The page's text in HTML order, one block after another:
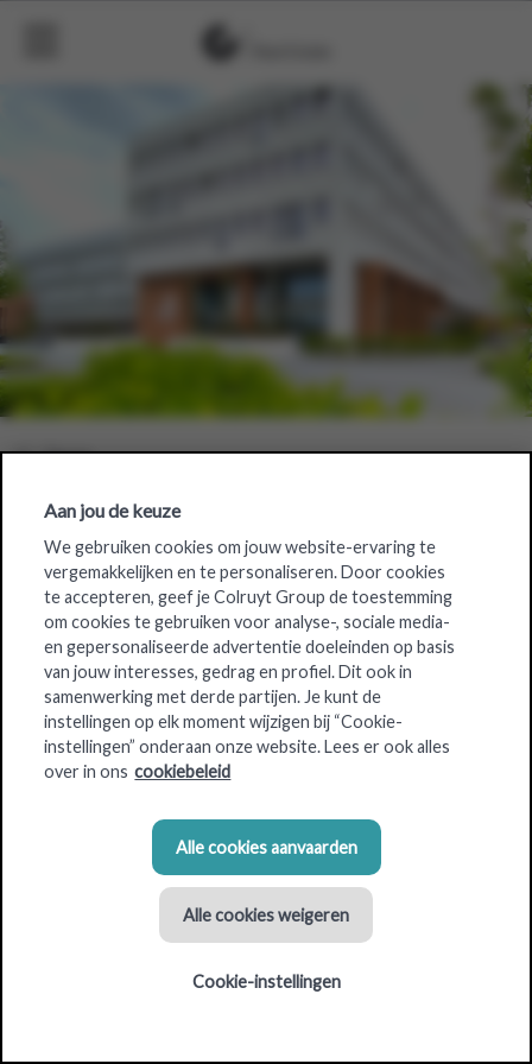
Colruyt
Colruytis deLaagste Prijzen-supermarkt van Colruyt Group.
Onze winkel richt zich vooral op gezinnen met kinderen die
bewust met hun centen omgaan en hun boodschappen op een
rationele manier organiseren. Colruyt garandeert al meer dan
40 jaar de laagste prijs voor elk product, op elk moment. De
supermarkt staat ook bekend om zijn bekwame en
dienstbare medewerkers en om zijn efficiëntie en eenvoud.
Je kunt vandaag ook online winkelen en je inkopen oppikken
in de talrijke Collect&Go-afhaalpunten.
Aan jou de keuze
We gebruiken cookies om jouw website-ervaring te
vergemakkelijken en te personaliseren. Door cookies
te accepteren, geef je Colruyt Group de toestemming
om cookies te gebruiken voor analyse-, sociale media-
en gepersonaliseerde advertentie doeleinden op basis
van jouw interesses, gedrag en profiel. Dit ook in
samenwerking met derde partijen. Je kunt de
instellingen op elk moment wijzigen bij “Cookie-
instellingen” onderaan onze website. Lees er ook alles
over in ons cookiebeleid
Alle cookies aanvaarden
Alle cookies weigeren
Cookie-instellingen